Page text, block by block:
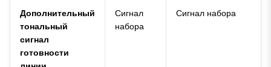
Дополнительный
тональный
сигнал
готовности
Сигнал
набора
Сигнал набора